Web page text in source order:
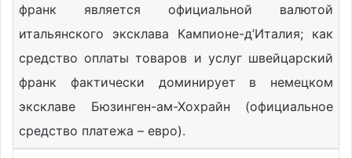
франк является официальной валютой
итальянского эксклава Кампионе-д’Италия; как
средство оплаты товаров и услуг швейцарский
франк фактически доминирует в немецком
эксклаве Бюзинген-ам-Хохрайн (официальное
средство платежа – евро).